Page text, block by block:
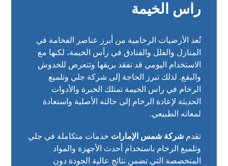
راس الخيمة
تُعد الأرضيات الرخامية من أبرز عناصر الفخامة في
المنازل والفلل والفنادق في رأس الخيمة، لكنها مع
الاستخدام اليومي قد تفقد بريقها وتتعرض للخدوش
والبقع. لذلك تبرز الحاجة إلى شركة جلي وتلميع
الرخام في راس الخيمة تمتلك الخبرة والأدوات
الحديثة لإعادة الرخام إلى حالته الأصلية واستعادة
لمعانه الطبيعي.
تقدمشركة شمس الإمارات خدمات متكاملة في جلي
وتلميع الرخام باستخدام أحدث الأجهزة والمواد
المتخصصة التي تضمن نتائج عالية الجودة دون